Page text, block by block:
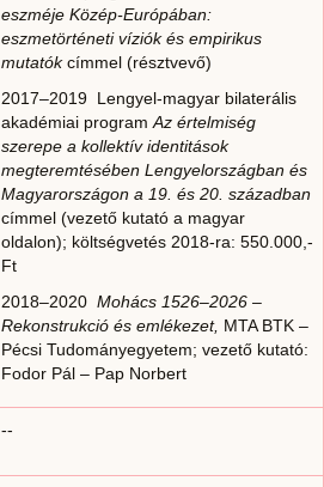
eszméje Közép-Európában:
eszmetörténeti víziók és empirikus
mutatókcímmel (résztvevő)
2017–2019 Lengyel-magyar bilaterális
akadémiai program Az értelmiség
szerepe a kollektív identitások
megteremtésében Lengyelországban és
Magyarországon a 19. és 20. században
címmel (vezető kutató a magyar
oldalon); költségvetés 2018-ra: 550.000,-
Ft
2018–2020 Mohács 1526–2026 –
Rekonstrukció és emlékezet, MTA BTK –
Pécsi Tudományegyetem; vezető kutató:
Fodor Pál – Pap Norbert
--